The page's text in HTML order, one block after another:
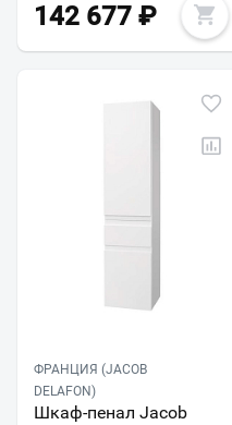
142 677 ₽
ФРАНЦИЯ (JACOB
DELAFON)
Шкаф-пенал Jacob